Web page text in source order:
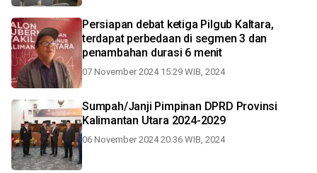
Persiapan debat ketiga Pilgub Kaltara,
terdapat perbedaan di segmen 3 dan
penambahan durasi 6 menit
07 November 2024 15:29 WIB, 2024
Sumpah/Janji Pimpinan DPRD Provinsi
Kalimantan Utara 2024-2029
06 November 2024 20:36 WIB, 2024